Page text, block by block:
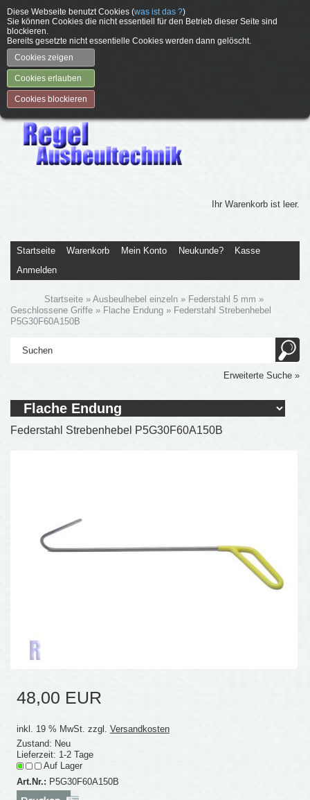
Diese Webseite benutzt Cookies (was ist das ?)
Sie können Cookies die nicht essentiell für den Betrieb dieser Seite sind
blockieren.
Bereits gesetzte nicht essentielle Cookies werden dann gelöscht.
Cookies zeigen
Cookies erlauben
Cookies blockieren
Ihr Warenkorb ist leer.
Startseite Warenkorb Mein Konto Neukunde?
Kasse
Anmelden
Startseite »Ausbeulhebel einzeln » Federstahl 5 mm »
Geschlossene Griffe » Flache Endung » Federstahl Strebenhebel
P5G30F60A150B
Erweiterte Suche »
Federstahl Strebenhebel P5G30F60A150B
48,00 EUR
inkl. 19 % MwSt. zzgl. Versandkosten
Zustand: Neu
Lieferzeit: 1-2 Tage
Auf Lager
Art.Nr.: P5G30F60A150B